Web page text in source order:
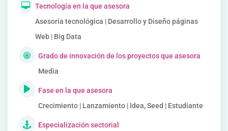
Tecnología en la que asesora
Asesoría tecnológica | Desarrollo y Diseño páginas
Web | Big Data
Grado de innovación de los proyectos que asesora
Media
Fase en la que asesora
Crecimiento | Lanzamiento | Idea, Seed | Estudiante
Especialización sectorial